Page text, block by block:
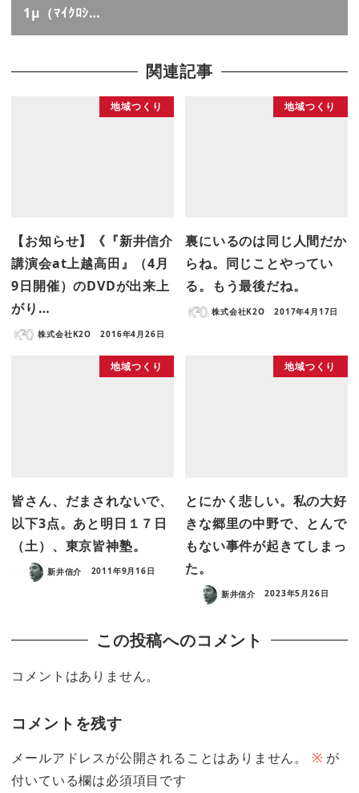
1μ（ﾏｲｸﾛｼ…
関連記事
地域つくり
【お知らせ】《『新井信介
講演会at上越高田』（4月
9日開催）のDVDが出来上
がり…
株式会社K2O 2016年4月26日
地域つくり
裏にいるのは同じ人間だか
らね。同じことやってい
る。もう最後だね。
株式会社K2O 2017年4月17日
地域つくり
皆さん、だまされないで、
以下3点。あと明日１７日
（土）、東京皆神塾。
新井信介 2011年9月16日
地域つくり
とにかく悲しい。私の大好
きな郷里の中野で、とんで
もない事件が起きてしまっ
た。
新井信介 2023年5月26日
この投稿へのコメント
コメントはありません。
コメントを残す
メールアドレスが公開されることはありません。 ※ が
付いている欄は必須項目です